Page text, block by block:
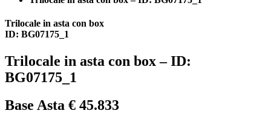
Trilocale in asta con box
ID: BG07175_1
Trilocale in asta con box – ID:
BG07175_1
Base Asta € 45.833